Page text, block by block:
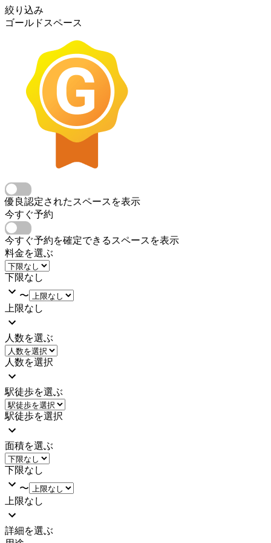
絞り込み
ゴールドスペース
優良認定されたスペースを表示
今すぐ予約
今すぐ予約を確定できるスペースを表示
料金を選ぶ
下限なし
〜
上限なし
人数を選ぶ
人数を選択
駅徒歩を選ぶ
駅徒歩を選択
面積を選ぶ
下限なし
〜
上限なし
詳細を選ぶ